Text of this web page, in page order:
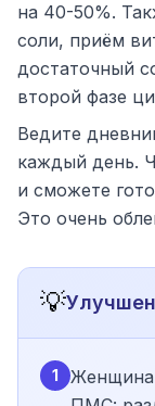
на 40-50%.
соли, приём
достаточный
второй фазе
Ведите
каждый день.
и сможете
Это очень
💡
1
Женщина